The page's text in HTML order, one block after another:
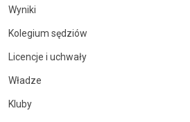
Wyniki
Kolegium sędziów
Licencje i uchwały
Władze
Kluby